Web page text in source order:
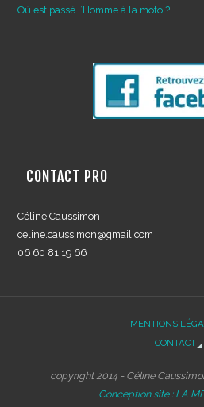
Où est passé l’Homme à la moto ?
CONTACT PRO
Céline Caussimon
celine.caussimon@gmail.com
06 60 81 19 66
MENTIONS
CONTACT
copyright 2014 - Céline
Conception site : LA